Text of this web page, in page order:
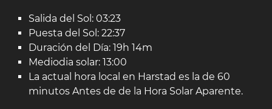
Salida del Sol: 03:23
Puesta del Sol: 22:37
Duración del Día: 19h 14m
Mediodia solar: 13:00
La actual hora local en Harstad es la de 60
minutos Antes de de la Hora Solar Aparente.